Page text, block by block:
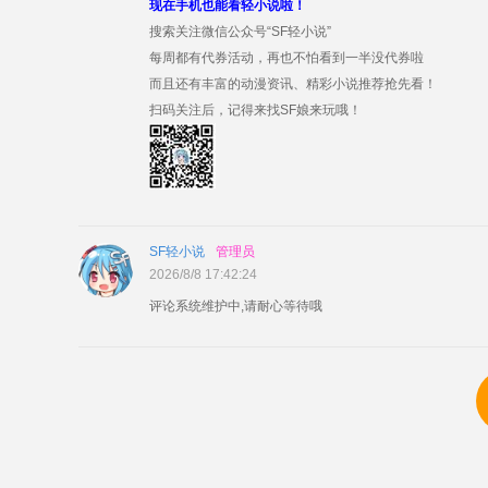
现在手机也能看轻小说啦！
搜索关注微信公众号“SF轻小说”
每周都有代券活动，再也不怕看到一半没代券啦
而且还有丰富的动漫资讯、精彩小说推荐抢先看！
扫码关注后，记得来找SF娘来玩哦！
SF轻小说 管理员
2026/8/8 17:42:24
评论系统维护中,请耐心等待哦